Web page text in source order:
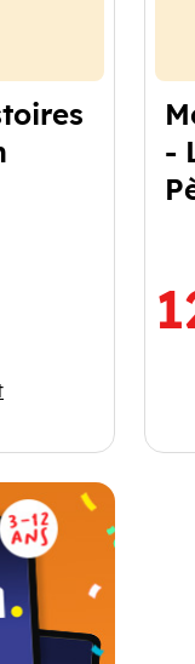
à histoires Petit
-